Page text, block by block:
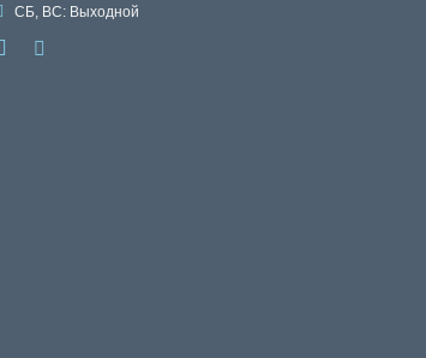
СБ, ВС: Выходной